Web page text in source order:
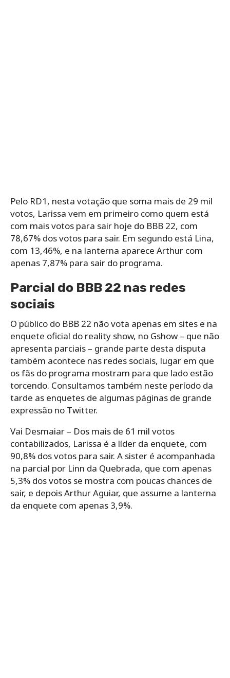
Pelo RD1, nesta votação que soma mais de 29 mil
votos, Larissa vem em primeiro como quem está
com mais votos para sair hoje do BBB 22, com
78,67% dos votos para sair. Em segundo está Lina,
com 13,46%, e na lanterna aparece Arthur com
apenas 7,87% para sair do programa.
Parcial do BBB 22 nas redes
sociais
O público do BBB 22 não vota apenas em sites e na
enquete oficial do reality show, no Gshow – que não
apresenta parciais – grande parte desta disputa
também acontece nas redes sociais, lugar em que
os fãs do programa mostram para que lado estão
torcendo. Consultamos também neste período da
tarde as enquetes de algumas páginas de grande
expressão no Twitter.
Vai Desmaiar – Dos mais de 61 mil votos
contabilizados, Larissa é a líder da enquete, com
90,8% dos votos para sair. A sister é acompanhada
na parcial por Linn da Quebrada, que com apenas
5,3% dos votos se mostra com poucas chances de
sair, e depois Arthur Aguiar, que assume a lanterna
da enquete com apenas 3,9%.